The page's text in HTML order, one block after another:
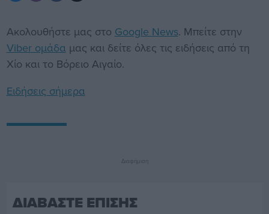
Ακολουθήστε μας στο Google News. Μπείτε στην
Viber ομάδα μας και δείτε όλες τις ειδήσεις από τη
Χίο και το Βόρειο Αιγαίο.
Ειδήσεις σήμερα
Διαφήμιση
ΔΙΑΒΑΣΤΕ ΕΠΙΣΗΣ